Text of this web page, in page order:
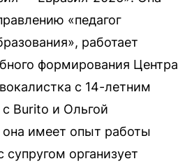
«педагог
работает
формирования Центра
с 14-летним
Burito и Ольгой
имеет опыт работы
организует